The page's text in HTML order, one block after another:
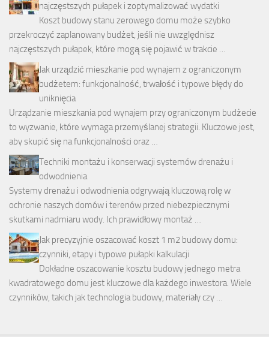
najczęstszych pułapek i zoptymalizować wydatki
Koszt budowy stanu zerowego domu może szybko
przekroczyć zaplanowany budżet, jeśli nie uwzględnisz
najczęstszych pułapek, które mogą się pojawić w trakcie …
Jak urządzić mieszkanie pod wynajem z ograniczonym
budżetem: funkcjonalność, trwałość i typowe błędy do
uniknięcia
Urządzanie mieszkania pod wynajem przy ograniczonym budżecie
to wyzwanie, które wymaga przemyślanej strategii. Kluczowe jest,
aby skupić się na funkcjonalności oraz …
Techniki montażu i konserwacji systemów drenażu i
odwodnienia
Systemy drenażu i odwodnienia odgrywają kluczową rolę w
ochronie naszych domów i terenów przed niebezpiecznymi
skutkami nadmiaru wody. Ich prawidłowy montaż …
Jak precyzyjnie oszacować koszt 1 m2 budowy domu:
czynniki, etapy i typowe pułapki kalkulacji
Dokładne oszacowanie kosztu budowy jednego metra
kwadratowego domu jest kluczowe dla każdego inwestora. Wiele
czynników, takich jak technologia budowy, materiały czy …